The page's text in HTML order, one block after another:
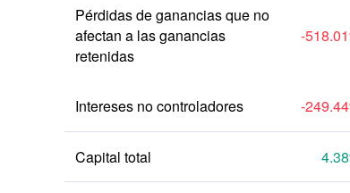
Pérdidas de ganancias que no
afectan a las ganancias
retenidas
-518.01
Intereses no controladores -249.44
Capital total 4.38